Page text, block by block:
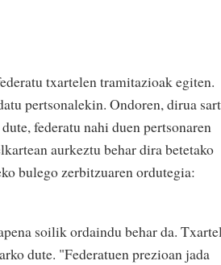
txartelen tramitazioak egiten.
pertsonalekin. Ondoren, dirua
federatu nahi duen pertsonaren
aurkeztu behar dira betetako
bulego zerbitzuaren ordutegia:
soilik ordaindu behar da.
dute. "Federatuen prezioan jada